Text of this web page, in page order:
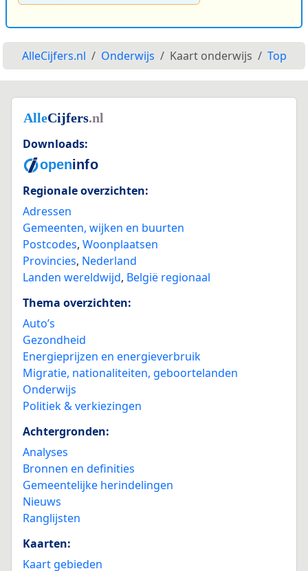
AlleCijfers.nl Onderwijs Kaart onderwijs Top
Downloads:
Regionale overzichten:
Adressen
Gemeenten, wijken en buurten
Postcodes, Woonplaatsen
Provincies, Nederland
Landen wereldwijd, België regionaal
Thema overzichten:
Auto’s
Gezondheid
Energieprijzen en energieverbruik
Migratie, nationaliteiten, geboortelanden
Onderwijs
Politiek & verkiezingen
Achtergronden:
Analyses
Bronnen en definities
Gemeentelijke herindelingen
Nieuws
Ranglijsten
Kaarten:
Kaart gebieden